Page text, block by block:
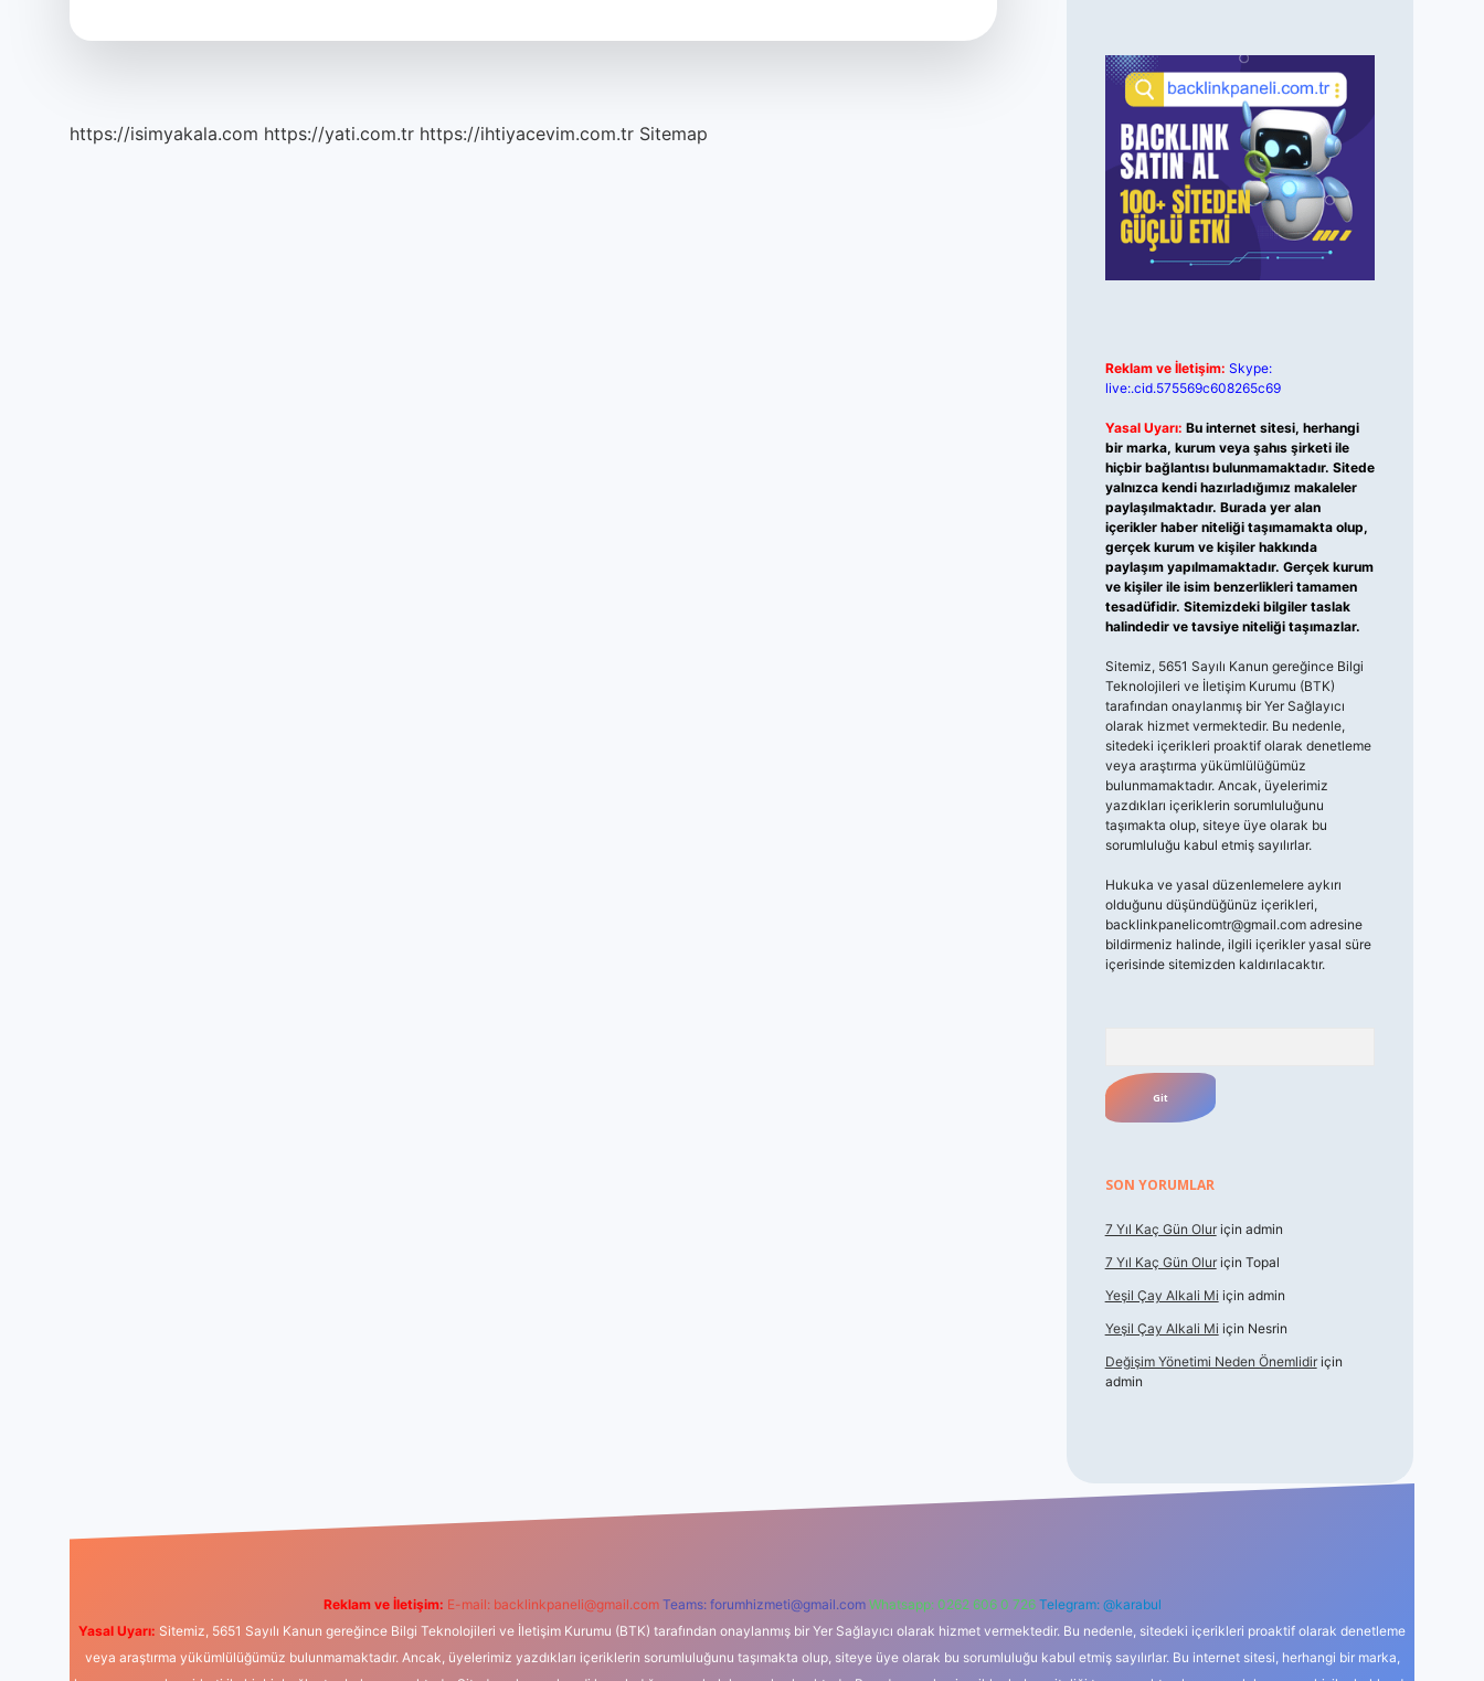
Ifade
https://isimyakala.com https://yati.com.tr https://ihtiyacevim.com.tr Sitemap
Reklam ve İletişim: Skype:
live:.cid.575569c608265c69
Yasal Uyarı: Bu internet sitesi, herhangi
bir marka, kurum veya şahıs şirketi ile
hiçbir bağlantısı bulunmamaktadır. Sitede
yalnızca kendi hazırladığımız makaleler
paylaşılmaktadır. Burada yer alan
içerikler haber niteliği taşımamakta olup,
gerçek kurum ve kişiler hakkında
paylaşım yapılmamaktadır. Gerçek kurum
ve kişiler ile isim benzerlikleri tamamen
tesadüfidir. Sitemizdeki bilgiler taslak
halindedir ve tavsiye niteliği taşımazlar.
Sitemiz, 5651 Sayılı Kanun gereğince Bilgi
Teknolojileri ve İletişim Kurumu (BTK)
tarafından onaylanmış bir Yer Sağlayıcı
olarak hizmet vermektedir. Bu nedenle,
sitedeki içerikleri proaktif olarak denetleme
veya araştırma yükümlülüğümüz
bulunmamaktadır. Ancak, üyelerimiz
yazdıkları içeriklerin sorumluluğunu
taşımakta olup, siteye üye olarak bu
sorumluluğu kabul etmiş sayılırlar.
Hukuka ve yasal düzenlemelere aykırı
olduğunu düşündüğünüz içerikleri,
backlinkpanelicomtr@gmail.comadresine
bildirmeniz halinde, ilgili içerikler yasal süre
içerisinde sitemizden kaldırılacaktır.
SON YORUMLAR
7 Yıl Kaç Gün Oluriçin admin
7 Yıl Kaç Gün Oluriçin Topal
Yeşil Çay Alkali Mi için admin
Yeşil Çay Alkali Mi için Nesrin
Değişim Yönetimi Neden Önemlidiriçin
admin
Reklam ve İletişim: E-mail: backlinkpaneli@gmail.com Teams: forumhizmeti@gmail.com Whatsapp: 0262 606 0 726 Telegram: @karabul
Yasal Uyarı: Sitemiz, 5651 Sayılı Kanun gereğince Bilgi Teknolojileri ve İletişim Kurumu (BTK) tarafından onaylanmış bir Yer Sağlayıcı olarak hizmet vermektedir. Bu nedenle, sitedeki içerikleri proaktif olarak denetleme
veya araştırma yükümlülüğümüz bulunmamaktadır. Ancak, üyelerimiz yazdıkları içeriklerin sorumluluğunu taşımakta olup, siteye üye olarak bu sorumluluğu kabul etmiş sayılırlar. Bu internet sitesi, herhangi bir marka,